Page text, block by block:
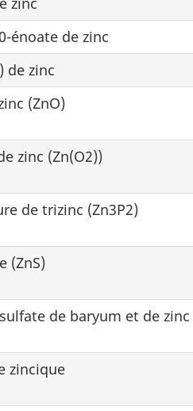
énoate de zinc
de zinc
(ZnO)
zinc (Zn(O2))
de trizinc (Zn3P2)
(ZnS)
de baryum et de zinc
zincique